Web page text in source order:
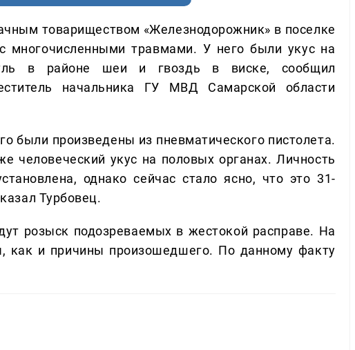
товариществом «Железнодорожник» в поселке
травмами. У него были укус на
в районе шеи и гвоздь в виске, сообщил
начальника ГУ МВД Самарской области
были произведены из пневматического пистолета.
человеческий укус на половых органах. Личность
однако сейчас стало ясно, что это 31-
Турбовец.
розыск подозреваемых в жестокой расправе. На
как и причины произошедшего. По данному факту